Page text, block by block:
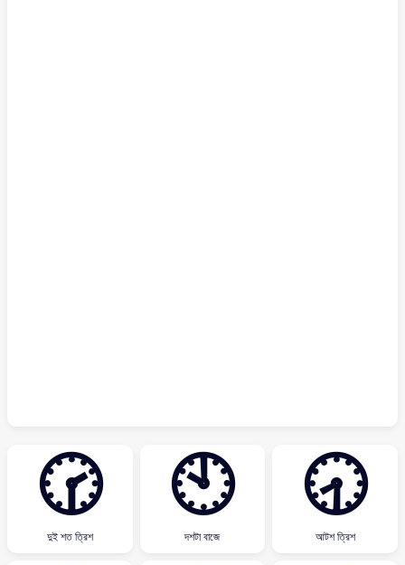
🕝
দুই শত ত্রিশ
🕙
দশটা বাজে
🕣
আটশ ত্রিশ